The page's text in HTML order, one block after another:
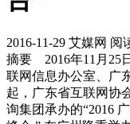
2016-11-29 艾媒网 阅
摘要 2016年11月25
联网信息办公室、广
起，广东省互联网协
询集团承办的“2016